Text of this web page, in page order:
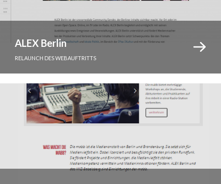
ALEX Berlin
RELAUNCH DES WEBAUFTRITTS